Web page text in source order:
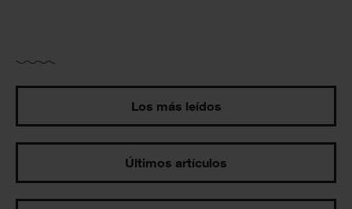
Los más leídos
Últimos artículos